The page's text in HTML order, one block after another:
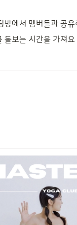
방에서 멤버들과 공유
돌보는 시간을 가져요